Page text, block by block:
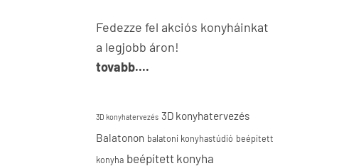
Fedezze fel akciós konyháinkat
a legjobb áron!
tovabb....
3D konyhatervezés 3D konyhatervezés
Balatonon balatoni konyhastúdió beépített
konyha beépített konyha